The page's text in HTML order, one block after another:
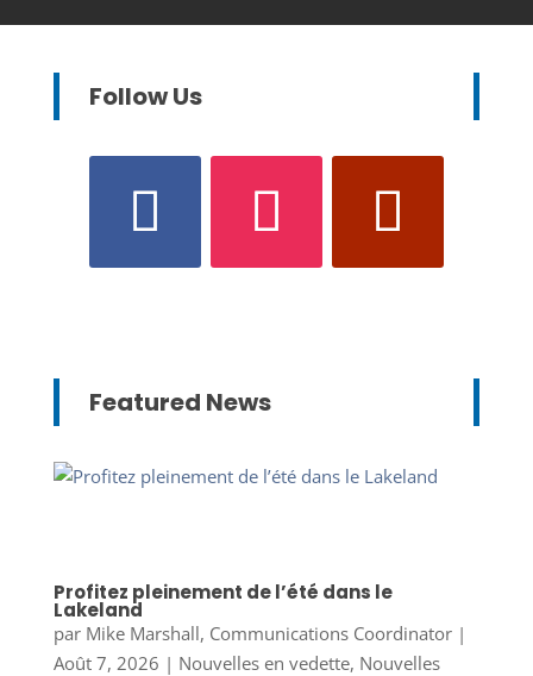
Follow Us
Featured News
Profitez pleinement de l’été dans le
Lakeland
par Mike Marshall, Communications Coordinator|
Août 7, 2026 | Nouvelles en vedette, Nouvelles